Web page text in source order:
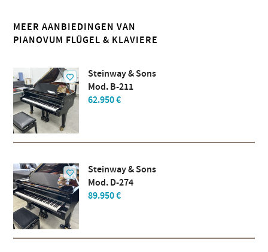
MEER AANBIEDINGEN VAN
PIANOVUM FLÜGEL & KLAVIERE
Steinway & Sons
Mod. B-211
62.950 €
Steinway & Sons
Mod. D-274
89.950 €